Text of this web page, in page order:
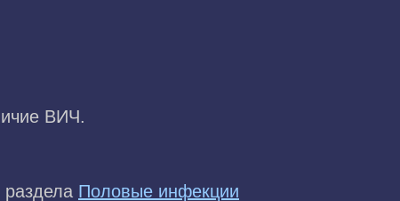
ВИЧ.
раздела Половые инфекции